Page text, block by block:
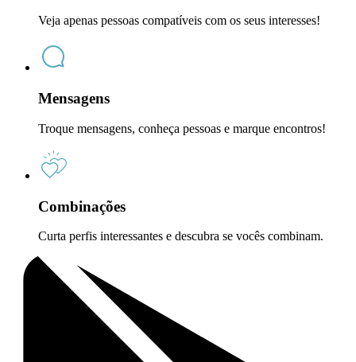
Veja apenas pessoas compatíveis com os seus interesses!
Mensagens
Troque mensagens, conheça pessoas e marque encontros!
Combinações
Curta perfis interessantes e descubra se vocês combinam.